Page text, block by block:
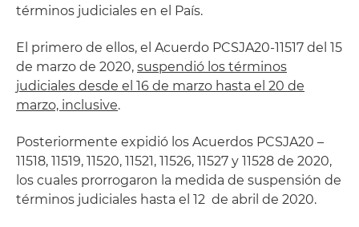
términos judiciales en el País.
El primero de ellos, el Acuerdo PCSJA20-11517 del 15
de marzo de 2020, suspendió los términos
judiciales desde el 16 de marzo hasta el 20 de
marzo, inclusive.
Posteriormente expidió los Acuerdos PCSJA20 –
11518, 11519, 11520, 11521, 11526, 11527 y 11528 de 2020,
los cuales prorrogaron la medida de suspensión de
términos judiciales hasta el 12 de abril de 2020.